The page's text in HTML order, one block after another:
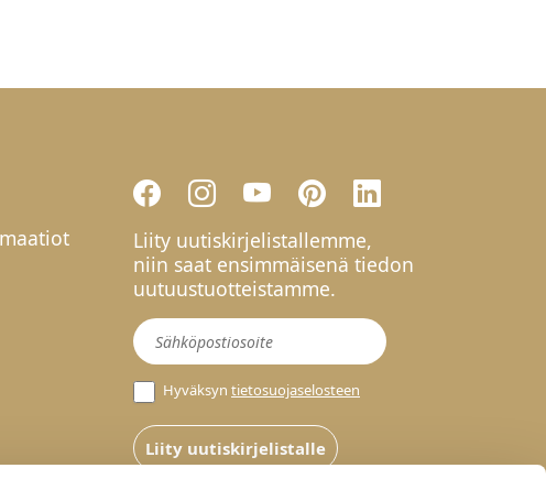
Liity uutiskirjelistallemme,
niin saat ensimmäisenä tiedon
uutuustuotteistamme.
Uutiskirje
Hyväksyn tietosuojaselosteen
Liity uutiskirjelistalle